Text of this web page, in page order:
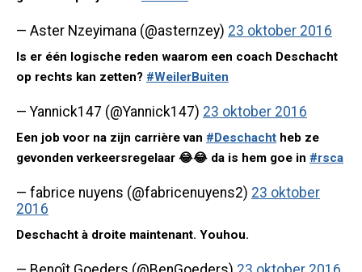
— Aster Nzeyimana (@asternzey) 23 oktober 2016
Is er één logische reden waarom een coach Deschacht
op rechts kan zetten? #WeilerBuiten
— Yannick147 (@Yannick147) 23 oktober 2016
Een job voor na zijn carrière van #Deschacht heb ze
gevonden verkeersregelaar 😂😂 da is hem goe in #rsca
— fabrice nuyens (@fabricenuyens2) 23 oktober
2016
Deschacht à droite maintenant. Youhou.